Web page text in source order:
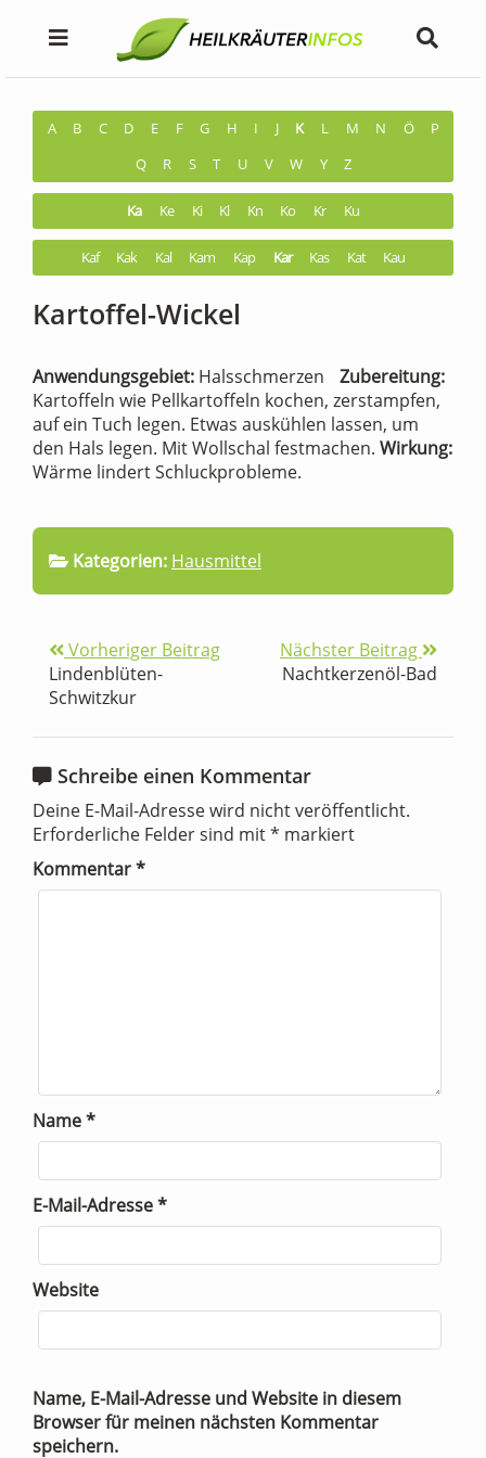
A B C D E F G H I J K L M N Ö
P
Q
R S T U V W Y Z
Ka Ke Ki Kl Kn Ko Kr Ku
Kaf Kak Kal Kam Kap Kar Kas Kat Kau
Kartoffel-Wickel
Anwendungsgebiet: Halsschmerzen
Zubereitung:
Kartoffeln wie Pellkartoffeln kochen, zerstampfen,
auf ein Tuch legen. Etwas auskühlen lassen, um
den Hals legen. Mit Wollschal festmachen. Wirkung:
Wärme lindert Schluckprobleme.
Kategorien: Hausmittel
Vorheriger Beitrag
Lindenblüten-
Schwitzkur
Nächster Beitrag
Nachtkerzenöl-Bad
Schreibe einen Kommentar
Deine E-Mail-Adresse wird nicht veröffentlicht.
Erforderliche Felder sind mit* markiert
Kommentar*
Name*
E-Mail-Adresse*
Website
Name, E-Mail-Adresse und Website in diesem
Browser für meinen nächsten Kommentar
speichern.